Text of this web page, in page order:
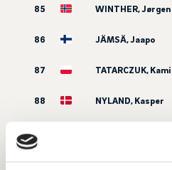
85 WINTHER, Jørgen
86 JÄMSÄ, Jaapo
87 TATARCZUK,
88 NYLAND, Kasper
90